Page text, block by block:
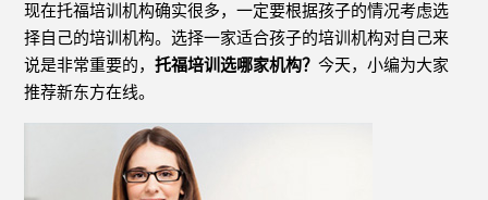
现在托福培训机构确实很多，一定要根据孩子的情况考虑选
择自己的培训机构。选择一家适合孩子的培训机构对自己来
说是非常重要的，托福培训选哪家机构？今天，小编为大家
推荐新东方在线。